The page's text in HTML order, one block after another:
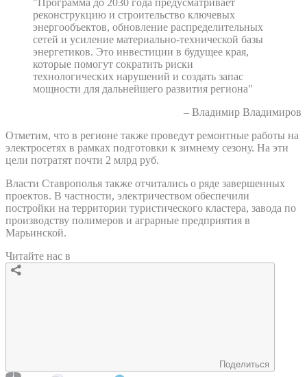
реконструкцию и строительство ключевых
энергообъектов, обновление распределительных
сетей и усиление материально-технической базы
энергетиков. Это инвестиции в будущее края,
которые помогут сократить риски
технологических нарушений и создать запас
мощности для дальнейшего развития региона"
– Владимир Владимиров
Отметим, что в регионе также проведут ремонтные работы на
электросетях в рамках подготовки к зимнему сезону. На эти
цели потратят почти 2 млрд руб.
Власти Ставрополья также отчитались о ряде завершенных
проектов. В частности, электричеством обеспечили
постройки на территории туристического кластера, завода по
производству полимеров и аграрные предприятия в
Марьинской.
Читайте нас в
Поделиться